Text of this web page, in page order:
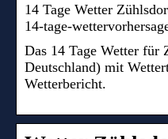
14 Tage Wetter
14-tage-
Das 14 Tage Wetter für
Deutschland) mit
Wetterbericht.